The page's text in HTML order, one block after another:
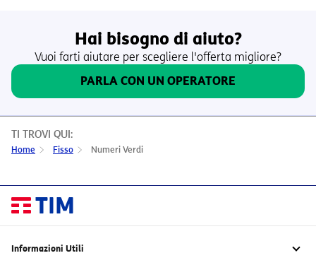
Hai bisogno di aiuto?
Vuoi farti aiutare per scegliere l'offerta migliore?
PARLA CON UN OPERATORE
TI TROVI QUI:
Home Fisso Numeri Verdi
Informazioni Utili